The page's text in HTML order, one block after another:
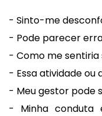
- Sinto-me
- Pode parecer
- Como me sentiria
- Essa atividade ou
- Meu gestor pode
- Minha conduta